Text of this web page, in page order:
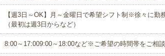
【週3日～OK】月～金曜日で希望シフト制※徐々に勤
（最初は週3日からなど）
8:00～17:009:00～18:00など※ご希望の時間帯をご相談